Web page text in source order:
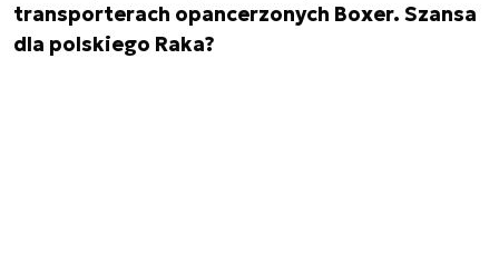
transporterach opancerzonych Boxer. Szansa
dla polskiego Raka?